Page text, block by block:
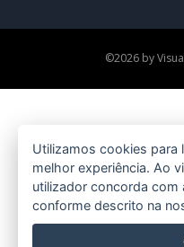
©2026 by
Utilizamos cookies para
melhor experiência. Ao
utilizador concorda com
conforme descrito na